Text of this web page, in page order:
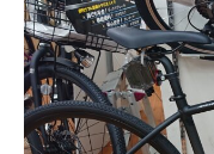
メディア
求人情報